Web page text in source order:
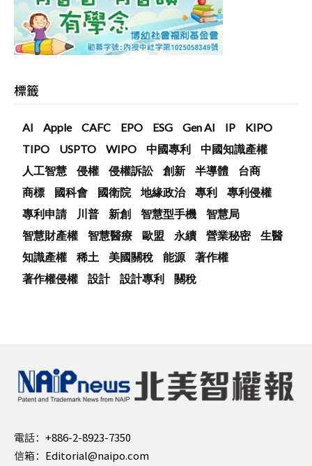
標籤
AI Apple CAFC EPO ESG Gen AI IP
KIPO
TIPO
USPTO WIPO 中國專利
中國知識產權
人工智慧
侵權 侵權訴訟 創新 半導體
台商
商標
國科會 國衛院 地緣政治 專利
專利侵權
專利申請
川普 新創 智慧型手機
智慧局
智慧財產權
智慧醫療 歐盟 永續 營業秘密
生醫
知識產權
稀土 美國關稅 能源
著作權
著作權侵權
設計 設計專利 關稅
電話： +886-2-8923-7350
信箱： Editorial@naipo.com